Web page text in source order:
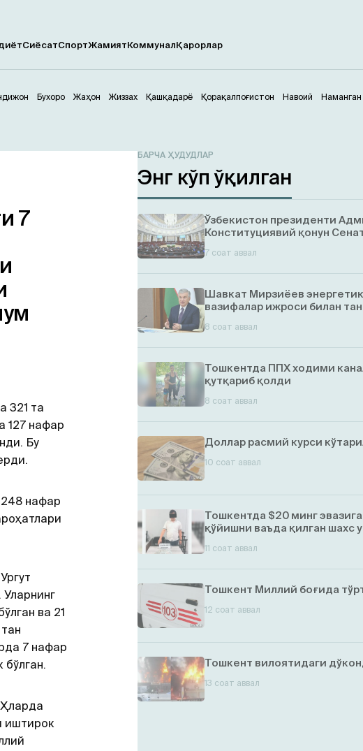
СиёсатСпортЖамиятКоммуналҚарорлар
Бухоро Жаҳон Жиззах Қашқадарё Қорақалпоғистон Навоий Наманган
7
321 та
127 нафар
Бу
нафар
ва 21
7 нафар
бўлган.
иштирок
БАРЧА ҲУДУДЛАР
Энг кўп ўқилган
Ўзбекистон президенти
Конституциявий қонун
7 соат аввал
Шавкат Мирзиёев
вазифалар ижроси билан
8 соат аввал
Тошкентда ППХ ходими
қутқариб қолди
8 соат аввал
Доллар расмий курси
10 соат аввал
Тошкентда $20 минг
қўйишни ваъда қилган шахс
11 соат аввал
Тошкент Миллий боғида
12 соат аввал
Тошкент вилоятидаги
13 соат аввал